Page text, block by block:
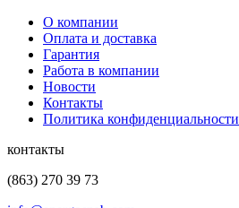
О компании
Оплата и доставка
Гарантия
Работа в компании
Новости
Контакты
Политика конфиденциальности
контакты
(863) 270 39 73